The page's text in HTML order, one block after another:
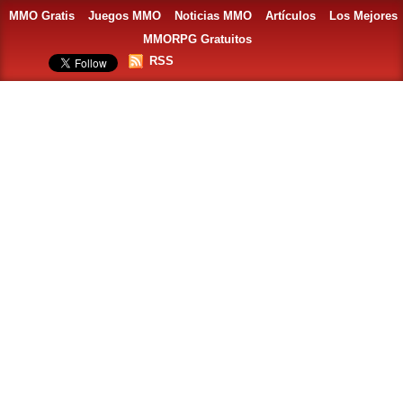
MMO Gratis Juegos MMO Noticias MMO Artículos
Los Mejores
MMORPG Gratuitos
RSS